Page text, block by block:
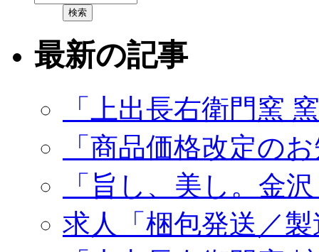
最新の記事
「上出長右衛門窯
「商品価格改定の
「旨し、美し。金
求人「梱包発送／